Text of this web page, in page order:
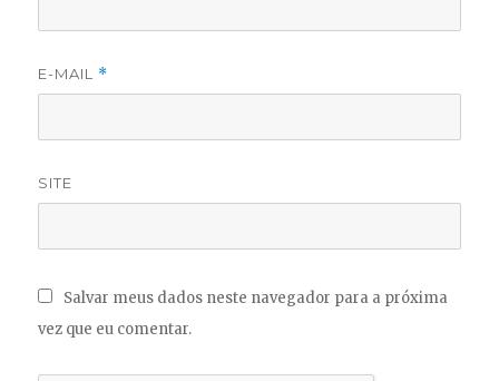
E-MAIL *
SITE
Salvar meus dados neste navegador para a próxima
vez que eu comentar.